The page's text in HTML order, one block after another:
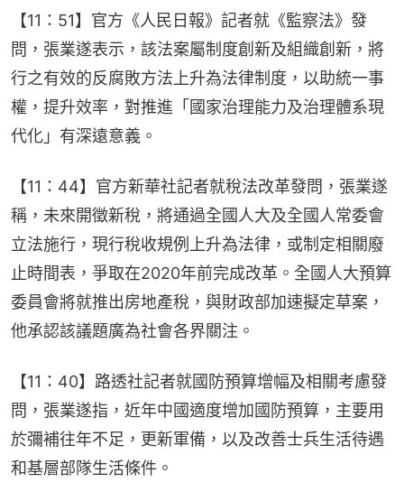
【11：51】官方《人民日報》記者就《監察法》發
問，張業遂表示，該法案屬制度創新及組織創新，將
行之有效的反腐敗方法上升為法律制度，以助統一事
權，提升效率，對推進「國家治理能力及治理體系現
代化」有深遠意義。
【11：44】官方新華社記者就稅法改革發問，張業遂
稱，未來開徵新稅，將通過全國人大及全國人常委會
立法施行，現行稅收規例上升為法律，或制定相關廢
止時間表，爭取在2020年前完成改革。全國人大預算
委員會將就推出房地產稅，與財政部加速擬定草案，
他承認該議題廣為社會各界關注。
【11：40】路透社記者就國防預算增幅及相關考慮發
問，張業遂指，近年中國適度增加國防預算，主要用
於彌補往年不足，更新軍備，以及改善士兵生活待遇
和基層部隊生活條件。